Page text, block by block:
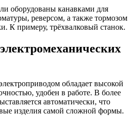
оборудованы канавками для
реверсом, а также тормозом
К примеру, трёхвалковый станок.
обладает высокой
удобен в работе. В более
автоматически, что
изделия самой сложной формы.